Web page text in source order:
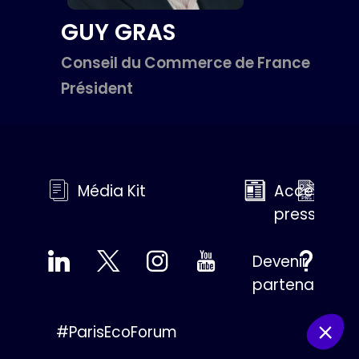
GUY GRAS
Conseil du Commerce de France
Président
Média Kit
Accès
presse
Devenir
partenaire
#ParisEcoForum